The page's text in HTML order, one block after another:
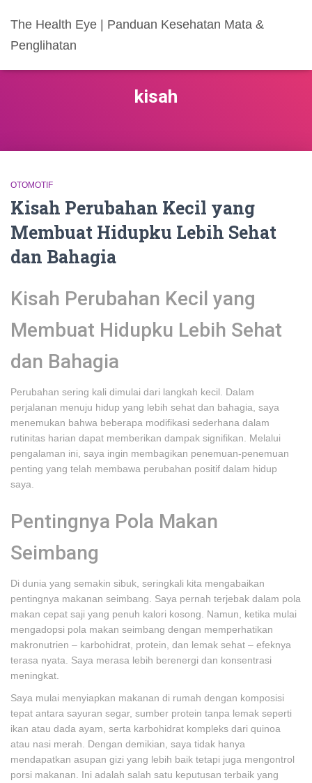
The Health Eye | Panduan Kesehatan Mata &
Penglihatan
kisah
OTOMOTIF
Kisah Perubahan Kecil yang
Membuat Hidupku Lebih Sehat
dan Bahagia
Kisah Perubahan Kecil yang
Membuat Hidupku Lebih Sehat
dan Bahagia
Perubahan sering kali dimulai dari langkah kecil. Dalam
perjalanan menuju hidup yang lebih sehat dan bahagia, saya
menemukan bahwa beberapa modifikasi sederhana dalam
rutinitas harian dapat memberikan dampak signifikan. Melalui
pengalaman ini, saya ingin membagikan penemuan-penemuan
penting yang telah membawa perubahan positif dalam hidup
saya.
Pentingnya Pola Makan
Seimbang
Di dunia yang semakin sibuk, seringkali kita mengabaikan
pentingnya makanan seimbang. Saya pernah terjebak dalam pola
makan cepat saji yang penuh kalori kosong. Namun, ketika mulai
mengadopsi pola makan seimbang dengan memperhatikan
makronutrien – karbohidrat, protein, dan lemak sehat – efeknya
terasa nyata. Saya merasa lebih berenergi dan konsentrasi
meningkat.
Saya mulai menyiapkan makanan di rumah dengan komposisi
tepat antara sayuran segar, sumber protein tanpa lemak seperti
ikan atau dada ayam, serta karbohidrat kompleks dari quinoa
atau nasi merah. Dengan demikian, saya tidak hanya
mendapatkan asupan gizi yang lebih baik tetapi juga mengontrol
porsi makanan. Ini adalah salah satu keputusan terbaik yang